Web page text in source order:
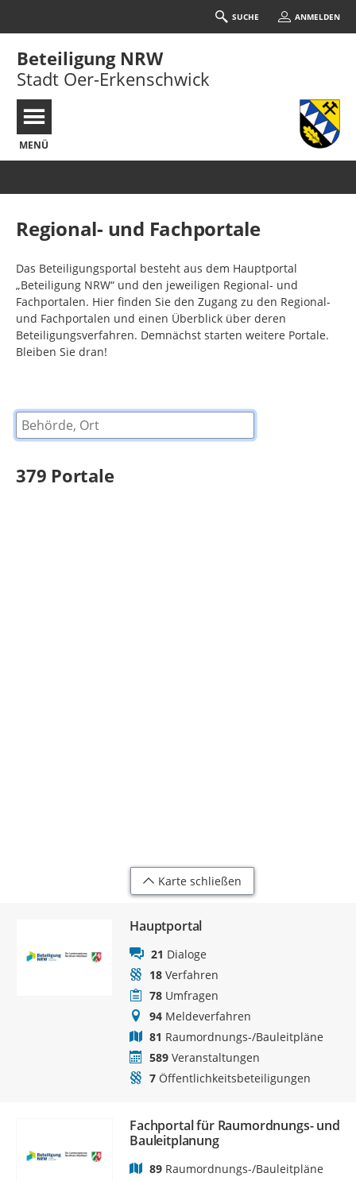
SUCHE ANMELDEN
Beteiligung NRW
Stadt Oer-Erkenschwick
MENÜ
Regional- und Fachportale
Das Beteiligungsportal besteht aus dem Hauptportal
„Beteiligung NRW“ und den jeweiligen Regional- und
Fachportalen. Hier finden Sie den Zugang zu den Regional-
und Fachportalen und einen Überblick über deren
Beteiligungsverfahren. Demnächst starten weitere Portale.
Bleiben Sie dran!
Behörde, Ort
379 Portale
Karte schließen
Hauptportal
21 Dialoge
18 Verfahren
78 Umfragen
94 Meldeverfahren
81 Raumordnungs-/Bauleitpläne
589 Veranstaltungen
7 Öffentlichkeitsbeteiligungen
Fachportal für Raumordnungs- und
Bauleitplanung
89 Raumordnungs-/Bauleitpläne